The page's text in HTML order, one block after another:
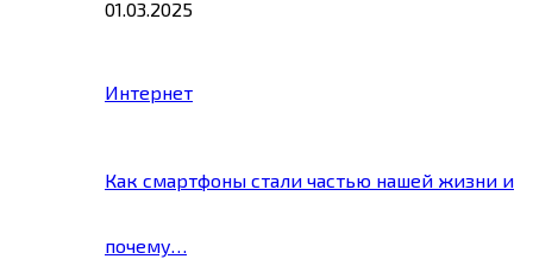
01.03.2025
Интернет
Как смартфоны стали частью нашей жизни и
почему…